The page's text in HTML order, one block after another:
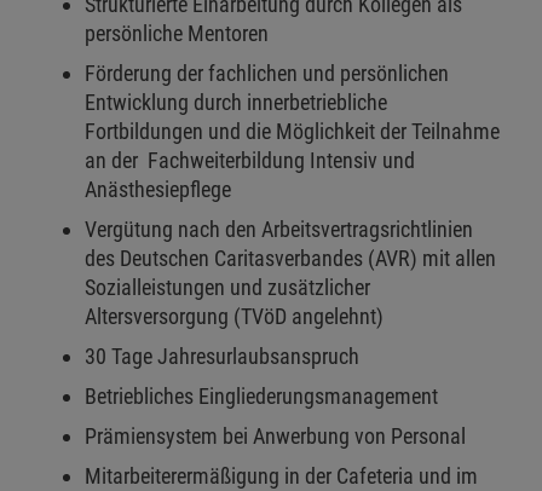
persönliche Mentoren
Förderung der fachlichen und persönlichen
Entwicklung durch innerbetriebliche
Fortbildungen und die Möglichkeit der Teilnahme
an der Fachweiterbildung Intensiv und
Anästhesiepflege
Vergütung nach den Arbeitsvertragsrichtlinien
des Deutschen Caritasverbandes (AVR) mit allen
Sozialleistungen und zusätzlicher
Altersversorgung (TVöD angelehnt)
30 Tage Jahresurlaubsanspruch
Betriebliches Eingliederungsmanagement
Prämiensystem bei Anwerbung von Personal
Mitarbeiterermäßigung in der Cafeteria und im